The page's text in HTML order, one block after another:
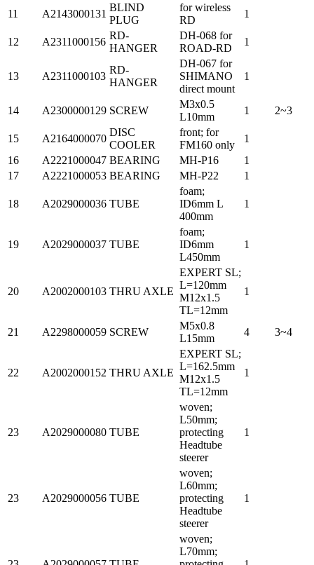
11 A2143000131
BLIND
PLUG
for wireless
RD
1
12 A2311000156
RD-
HANGER
DH-068 for
ROAD-RD
1
13 A2311000103
RD-
HANGER
DH-067 for
SHIMANO
direct mount
1
14 A2300000129 SCREW
M3x0.5
L10mm
1 2~3
15 A2164000070
DISC
COOLER
front; for
FM160 only
1
16
A2221000047 BEARING MH-P16
1
17
A2221000053 BEARING MH-P22 1
18 A2029000036 TUBE
foam;
ID6mm L
400mm
1
19 A2029000037 TUBE
foam;
ID6mm
L450mm
1
20 A2002000103 THRU AXLE
EXPERT SL;
L=120mm
M12x1.5
TL=12mm
1
21 A2298000059 SCREW
M5x0.8
L15mm
4 3~4
22 A2002000152 THRU AXLE
EXPERT SL;
L=162.5mm
M12x1.5
TL=12mm
1
23 A2029000080 TUBE
woven;
L50mm;
protecting
Headtube
steerer
1
23 A2029000056 TUBE
woven;
L60mm;
protecting
Headtube
steerer
1
woven;
L70mm;